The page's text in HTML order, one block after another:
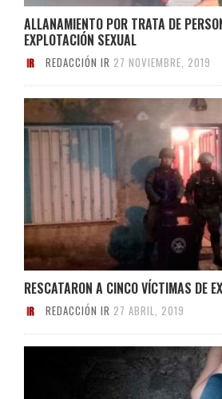
ALLANAMIENTO POR TRATA DE
EXPLOTACIÓN SEXUAL
REDACCIÓN IR 27 NOVIEMBRE, 2019
RESCATARON A CINCO VÍCTIMAS DE
REDACCIÓN IR 27 ABRIL, 2019